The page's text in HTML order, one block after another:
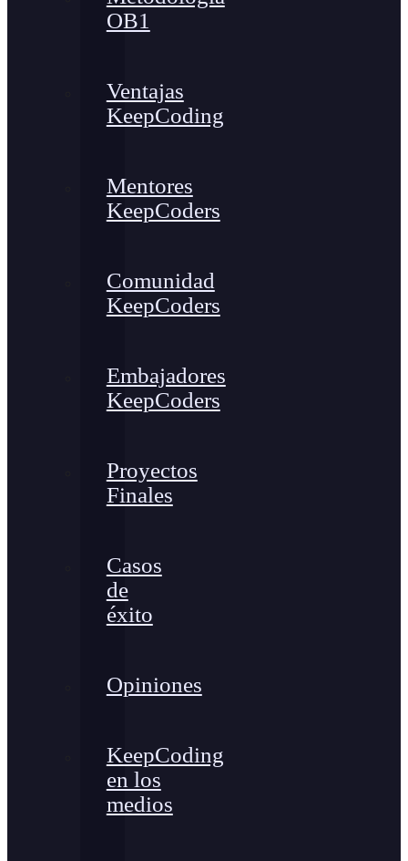
OB1
Ventajas
KeepCoding
Mentores
KeepCoders
Comunidad
KeepCoders
Embajadores
KeepCoders
Proyectos
Finales
Casos
de
éxito
Opiniones
KeepCoding
en los
medios